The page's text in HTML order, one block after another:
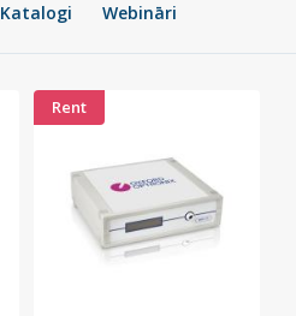
Katalogi Webināri
Rent